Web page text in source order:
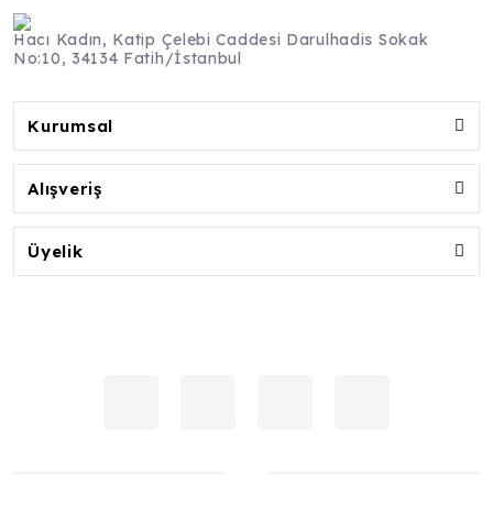
Hacı Kadın, Katip Çelebi Caddesi Darulhadis Sokak
No:10, 34134 Fatih/İstanbul
Kurumsal
Alışveriş
Üyelik